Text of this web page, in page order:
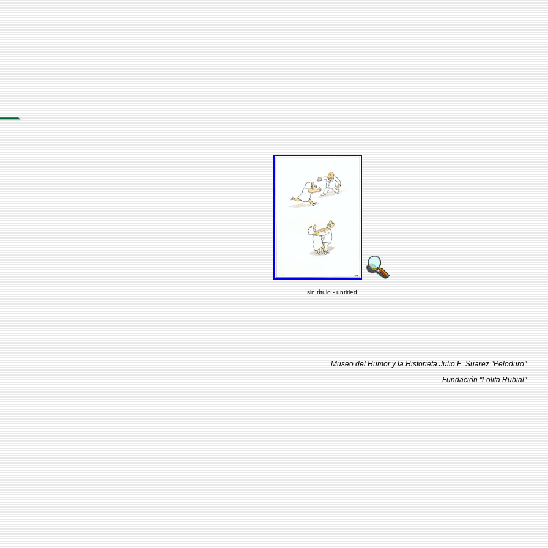
sin título - untitled
Museo del Humor y la Historieta Julio E. Suarez "Peloduro"
Fundación "Lolita Rubial"